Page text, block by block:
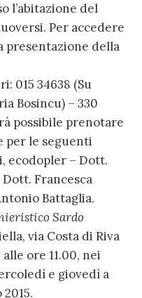
l’abitazione del
Per accedere
presentazione della
015 34638 (Su
Bosincu) – 330
possibile prenotare
per le seguenti
ecodopler – Dott.
Francesca
Battaglia.
Sardo
via Costa di Riva
ore 11.00, nei
e giovedì a